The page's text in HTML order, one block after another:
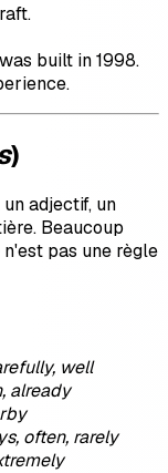
built in 1998.
)
adjectif, un
Beaucoup
n'est pas une règle
well
already
often, rarely